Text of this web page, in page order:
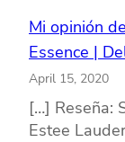
Mi opinión
Essence |
April 15, 2020
[…] Reseña:
Estee